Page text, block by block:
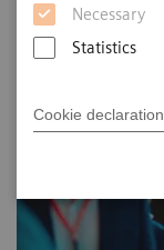
Necessary
Statistics
Cookie declaration